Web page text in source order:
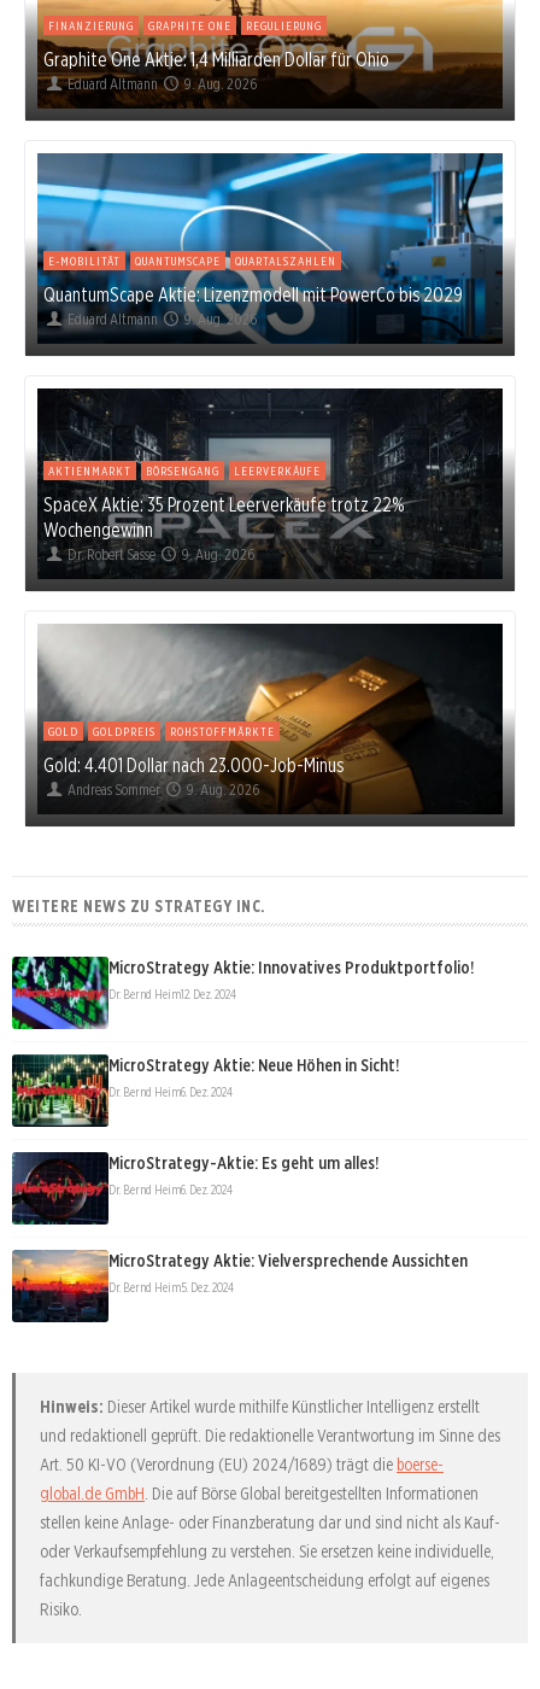
FINANZIERUNG GRAPHITE ONE REGULIERUNG
Graphite One Aktie: 1,4 Milliarden Dollar für Ohio
Eduard Altmann 9. Aug. 2026
E-MOBILITÄT QUANTUMSCAPE QUARTALSZAHLEN
QuantumScape Aktie: Lizenzmodell mit PowerCo bis 2029
Eduard Altmann 9. Aug. 2026
AKTIENMARKT BÖRSENGANG LEERVERKÄUFE
SpaceX Aktie: 35 Prozent Leerverkäufe trotz 22%
Wochengewinn
Dr. Robert Sasse 9. Aug. 2026
GOLD GOLDPREIS ROHSTOFFMÄRKTE
Gold: 4.401 Dollar nach 23.000-Job-Minus
Andreas Sommer 9. Aug. 2026
WEITERE NEWS ZU STRATEGY INC.
MicroStrategy Aktie: Innovatives Produktportfolio!
Dr. Bernd Heim12. Dez. 2024
MicroStrategy Aktie: Neue Höhen in Sicht!
Dr. Bernd Heim6. Dez. 2024
MicroStrategy-Aktie: Es geht um alles!
Dr. Bernd Heim6. Dez. 2024
MicroStrategy Aktie: Vielversprechende Aussichten
Dr. Bernd Heim5. Dez. 2024
Hinweis: Dieser Artikel wurde mithilfe Künstlicher Intelligenz erstellt
und redaktionell geprüft. Die redaktionelle Verantwortung im Sinne des
Art. 50 KI-VO (Verordnung (EU) 2024/1689) trägt die boerse-
global.de GmbH. Die auf Börse Global bereitgestellten Informationen
stellen keine Anlage- oder Finanzberatung dar und sind nicht als Kauf-
oder Verkaufsempfehlung zu verstehen. Sie ersetzen keine individuelle,
fachkundige Beratung. Jede Anlageentscheidung erfolgt auf eigenes
Risiko.